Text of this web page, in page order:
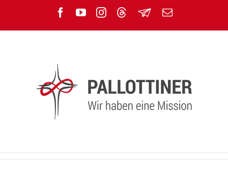
Facebook
YouTubeInstagram
Threads
Newsletter
E-